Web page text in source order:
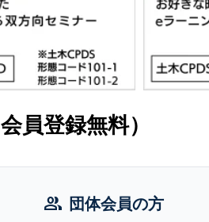
員登録無料）
group 団体会員の方